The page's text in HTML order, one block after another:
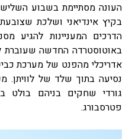
העונה מסתיימת בשבוע
בקיץ אינדיאני ושלכת
הדרכים המעניינות להגיע
באוטוסטרדה החדשה שעוברת
אדריכלי מהפנט של מערכת
נסיעה בתוך שלד של לוויתן.
גורדי שחקים בניהם בולט
פטרסבורג.